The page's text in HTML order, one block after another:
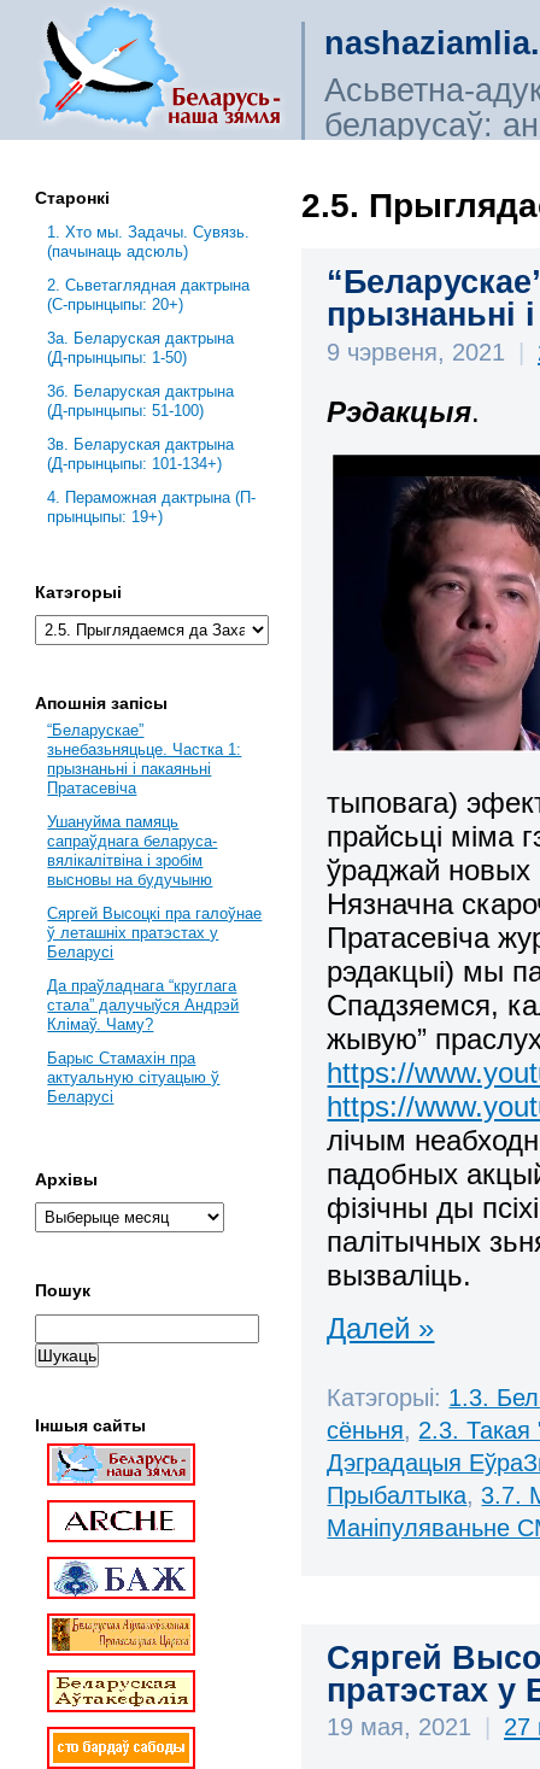
Асьветна-
беларусаў:
2.5.
прызнаньні
9 чэрвеня, 2021 |
Рэдакцыя.
тыповага)
прайсьці міма
ўраджай новых
Нязначна
Пратасевіча
рэдакцыі) мы
Спадзяемся,
жывую”
https://
https://
лічым
падобных
фізічны ды
палітычных
вызваліць.
Далей »
Катэгорыі: 1.3.
сёньня, 2.3. Такая
Дэградацыя
Прыбалтыка, 3.7.
Маніпуляваньне
Сяргей
пратэстах у
19 мая, 2021 27
Старонкі
1. Хто мы. Задачы. Сувязь.
(пачынаць адсюль)
2. Сьветаглядная дактрына
(С-прынцыпы: 20+)
3a. Беларуская дактрына
(Д-прынцыпы: 1-50)
3б. Беларуская дактрына
(Д-прынцыпы: 51-100)
3в. Беларуская дактрына
(Д-прынцыпы: 101-134+)
4. Пераможная дактрына (П-
прынцыпы: 19+)
Катэгорыі
Апошнія запісы
“Беларускае”
зьнебазьняцьце. Частка 1:
прызнаньні і пакаяньні
Пратасевіча
Ушануйма памяць
сапраўднага беларуса-
вялікалітвіна і зробім
высновы на будучыню
Сяргей Высоцкі пра галоўнае
ў леташніх пратэстах у
Беларусі
Да праўладнага “круглага
стала” далучыўся Андрэй
Клімаў. Чаму?
Барыс Стамахін пра
актуальную сітуацыю ў
Беларусі
Архівы
Пошук
Іншыя сайты